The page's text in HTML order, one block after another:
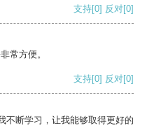
支持[0] 反对[0]
常方便。
支持[0] 反对[0]
不断学习，让我能够取得更好的